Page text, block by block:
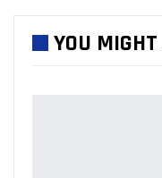
YOU